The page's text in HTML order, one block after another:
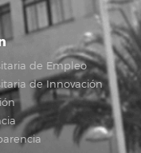
de Empleo
de Innovación